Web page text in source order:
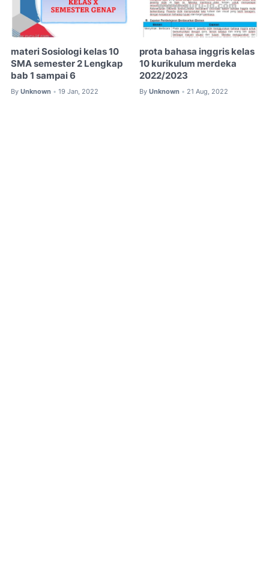
materi Sosiologi kelas 10
SMA semester 2 Lengkap
bab 1 sampai 6
By Unknown • 19 Jan, 2022
prota bahasa inggris kelas
10 kurikulum merdeka
2022/2023
By Unknown • 21 Aug, 2022